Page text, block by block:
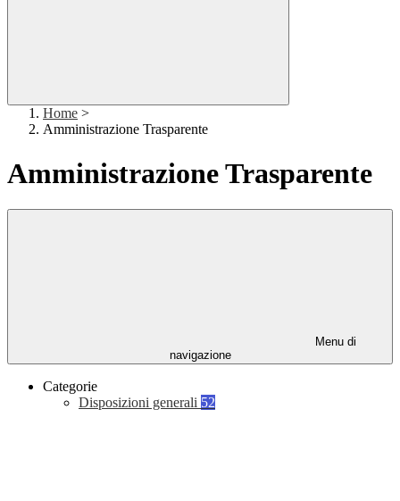
Home >
Amministrazione Trasparente
Amministrazione Trasparente
Menu di
navigazione
Categorie
Disposizioni generali 52